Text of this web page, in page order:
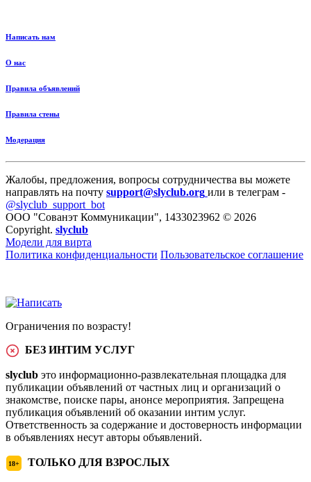
Написать нам
О нас
Правила объявлений
Правила стены
Модерация
Жалобы, предложения, вопросы сотрудничества вы можете
направлять на почту support@slyclub.org или в телеграм -
@slyclub_support_bot
ООО "Сованэт Коммуникации", 1433023962 © 2026
Copyright. slyclub
Модели для вирта
Политика конфиденциальности Пользовательское соглашение
Ограничения по возрасту!
БЕЗ ИНТИМ УСЛУГ
slyclub это информационно-развлекательная площадка для
публикации объявлений от частных лиц и организаций о
знакомстве, поиске пары, анонсе мероприятия. Запрещена
публикация объявлений об оказании интим услуг.
Ответственность за содержание и достоверность информации
в объявлениях несут авторы объявлений.
18+ ТОЛЬКО ДЛЯ ВЗРОСЛЫХ